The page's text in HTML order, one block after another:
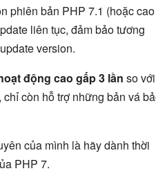
phiên bản PHP 7.1 (hoặc cao
liên tục, đảm bảo tương
version.
động cao gấp 3 lần so với
còn hỗ trợ những bản vá
của mình là hãy dành thời
PHP 7.